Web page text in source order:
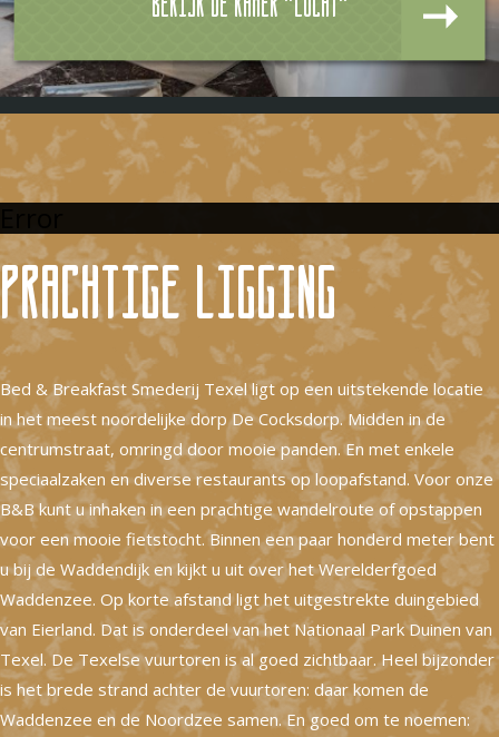
Prachtige ligging
Bed & Breakfast Smederij Texel ligt op een uitstekende locatie
in het meest noordelijke dorp De Cocksdorp. Midden in de
centrumstraat, omringd door mooie panden. En met enkele
speciaalzaken en diverse restaurants op loopafstand. Voor onze
B&B kunt u inhaken in een prachtige wandelroute of opstappen
voor een mooie fietstocht. Binnen een paar honderd meter bent
u bij de Waddendijk en kijkt u uit over het Werelderfgoed
Waddenzee. Op korte afstand ligt het uitgestrekte duingebied
van Eierland. Dat is onderdeel van het Nationaal Park Duinen van
Texel. De Texelse vuurtoren is al goed zichtbaar. Heel bijzonder
is het brede strand achter de vuurtoren: daar komen de
Waddenzee en de Noordzee samen. En goed om te noemen: